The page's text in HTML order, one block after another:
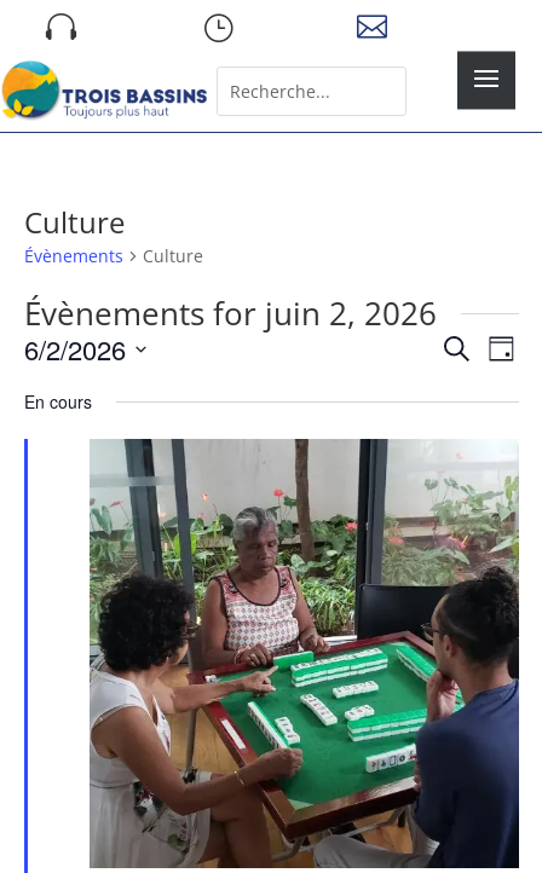
 } 
for...
Culture
Évènements Culture
Évènements for juin 2, 2026
de
vues
Recherche
de
Jour
6/2/2026
une
date.
En cours